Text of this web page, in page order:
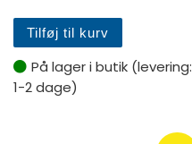
Tilføj til kurv
På lager i butik (levering:
1-2 dage)